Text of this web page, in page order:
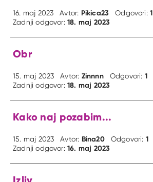
16. maj 2023 Avtor: Pikica23 Odgovori:1
Zadnji odgovor:18. maj 2023
Obr
15. maj 2023 Avtor: Zinnnn Odgovori: 1
Zadnji odgovor:18. maj 2023
Kako naj pozabim...
15. maj 2023 Avtor: Bina20 Odgovori: 1
Zadnji odgovor:16. maj 2023